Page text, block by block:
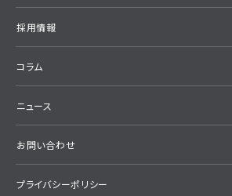
採用情報
コラム
ニュース
お問い合わせ
プライバシーポリシー